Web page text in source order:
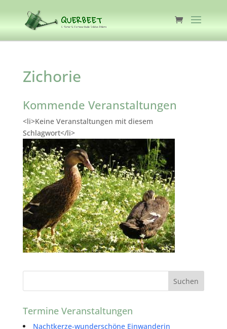
Zichorie
Kommende Veranstaltungen
<li>Keine Veranstaltungen mit diesem
Schlagwort</li>
Termine Veranstaltungen
Nachtkerze-wunderschöne Einwanderin